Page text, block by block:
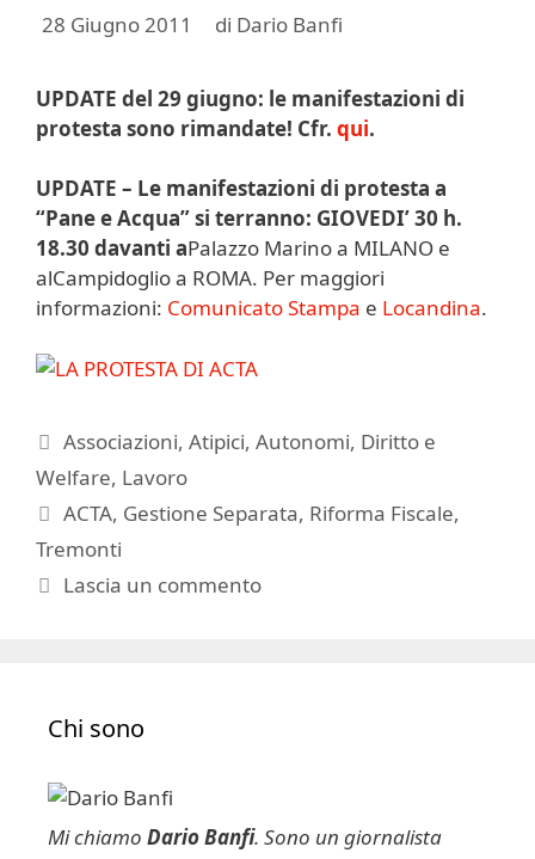
28 Giugno 2011 di Dario Banfi
UPDATE del 29 giugno: le manifestazioni di
protesta sono rimandate! Cfr. qui.
UPDATE – Le manifestazioni di protesta a
“Pane e Acqua” si terranno: GIOVEDI’ 30 h.
18.30 davanti aPalazzo Marino a MILANO e
alCampidoglio a ROMA. Per maggiori
informazioni: Comunicato Stampa e Locandina.
Categorie
Associazioni,Atipici,Autonomi, Diritto e
Welfare, Lavoro
Tag
ACTA, Gestione Separata, Riforma Fiscale,
Tremonti
Lascia un commento
Chi sono
Mi chiamo Dario Banfi. Sono un giornalista